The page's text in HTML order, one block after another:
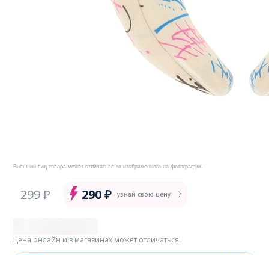
Внешний вид товара может отличаться от изображенного на фотографии.
299 ₽ 290 ₽ узнай свою цену
Цена онлайн и в магазинах может отличаться.